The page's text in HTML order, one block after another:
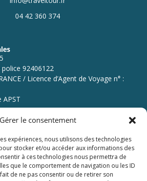
Gérer le consentement
expériences, nous utilisons des technologies
stocker et/ou accéder aux informations des
à ces technologies nous permettra de
que le comportement de navigation ou les ID
de ne pas consentir ou de retirer son
04 42 360 374
police 92406122
/ Licence d’Agent de Voyage n° :
APST
Menu